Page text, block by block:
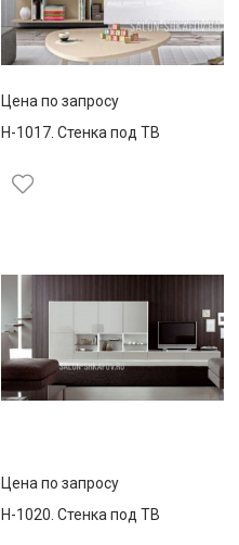
Цена по запросу
Н-1017. Стенка под ТВ
Цена по запросу
Н-1020. Стенка под ТВ